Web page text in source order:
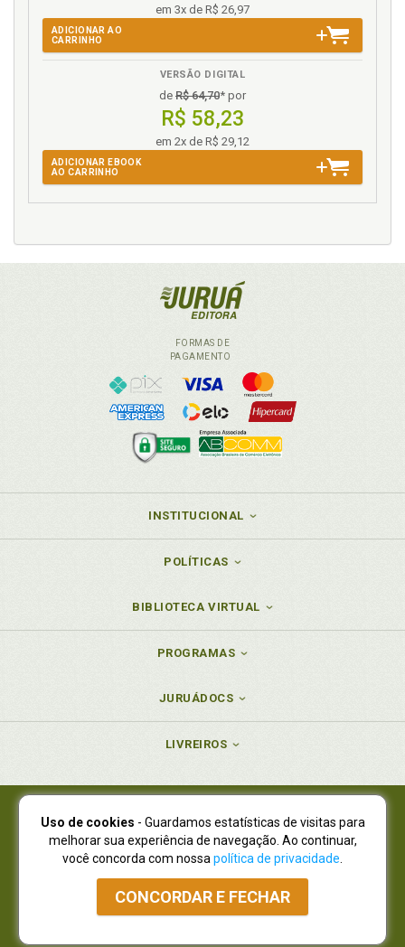
em 3x de R$ 26,97
ADICIONAR AO
CARRINHO
VERSÃO DIGITAL
de R$ 64,70* por
R$ 58,23
em 2x de R$ 29,12
ADICIONAR EBOOK
AO CARRINHO
FORMAS DE
PAGAMENTO
INSTITUCIONAL
POLÍTICAS
BIBLIOTECA VIRTUAL
PROGRAMAS
JURUÁDOCS
LIVREIROS
Juruá Editora Ltda., CNPJ 77.535.508/0001-19
Juruá Informática Ltda., CNPJ 01.701.561/0001-80
NOVO ENDEREÇO:R. Flávio Dallegrave, 7665, São Lourenço |
Curitiba - Paraná - CEP 82210-310
Atendimento: (41) 4009-3900|Vendas Atacado: (41) 4009-3939
Atendimento via Whatsapp
Uso de cookies - Guardamos estatísticas de visitas para
melhorar sua experiência de navegação. Ao continuar,
você concorda com nossa política de privacidade
CONCORDAR E FECHAR